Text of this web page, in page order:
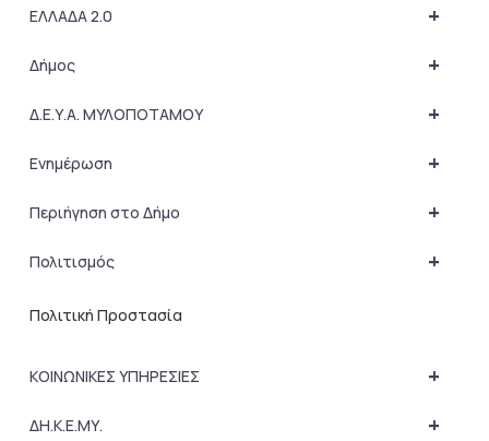
+
ΕΛΛΑΔΑ 2.0
+
Δήμος
+
Δ.Ε.Υ.Α. ΜΥΛΟΠΟΤΑΜΟΥ
+
Ενημέρωση
+
Περιήγηση στο Δήμο
+
Πολιτισμός
Πολιτική Προστασία
+
ΚΟΙΝΩΝΙΚΕΣ ΥΠΗΡΕΣΙΕΣ
+
ΔΗ.Κ.Ε.ΜΥ.